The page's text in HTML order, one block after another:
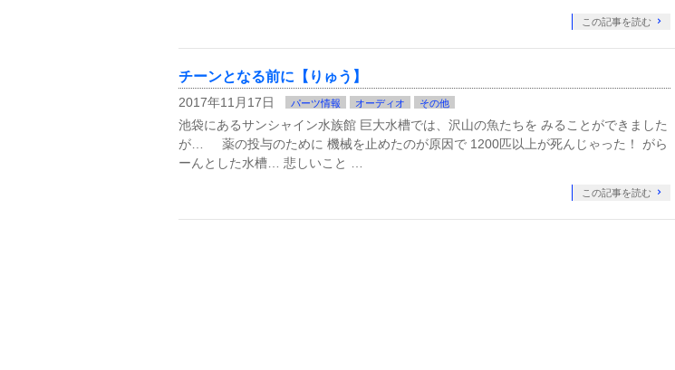
この記事を読む
チーンとなる前に【りゅう】
2017年11月17日 パーツ情報 オーディオ その他
池袋にあるサンシャイン水族館 巨大水槽では、沢山の魚たちを みることができました
が… 薬の投与のために 機械を止めたのが原因で 1200匹以上が死んじゃった！ がら
ーんとした水槽… 悲しいこと …
この記事を読む